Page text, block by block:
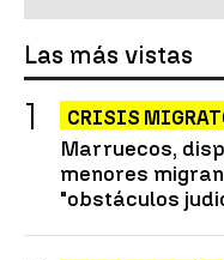
Las más vistas
CRISIS
Marruecos,
menores
"obstáculos